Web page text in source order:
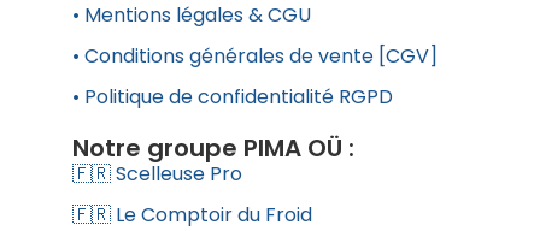
• Mentions légales & CGU
• Conditions générales de vente [CGV]
• Politique de confidentialité RGPD
Notre groupe PIMA OÜ :
🇫🇷 Scelleuse Pro
🇫🇷 Le Comptoir du Froid